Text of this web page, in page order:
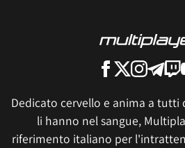
Dedicato cervello e anima a tutti
li hanno nel sangue,
riferimento italiano per